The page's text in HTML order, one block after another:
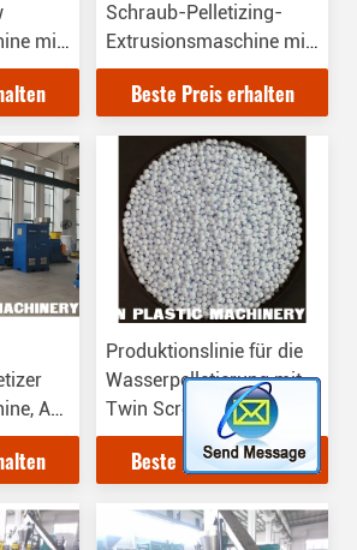
mit
Schraub-Pelletizing-
Extrusionsmaschine mit
1-Jahres-Garantie,
Holzgehäuse, T/T
Beste Preis erhalten
AF-
Produktionslinie für die
Wasserpelletierung mit
Twin Screw Extruder
Beste Preis erhalten